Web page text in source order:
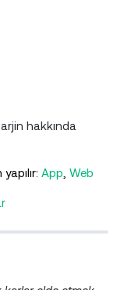
hakkında
App Web